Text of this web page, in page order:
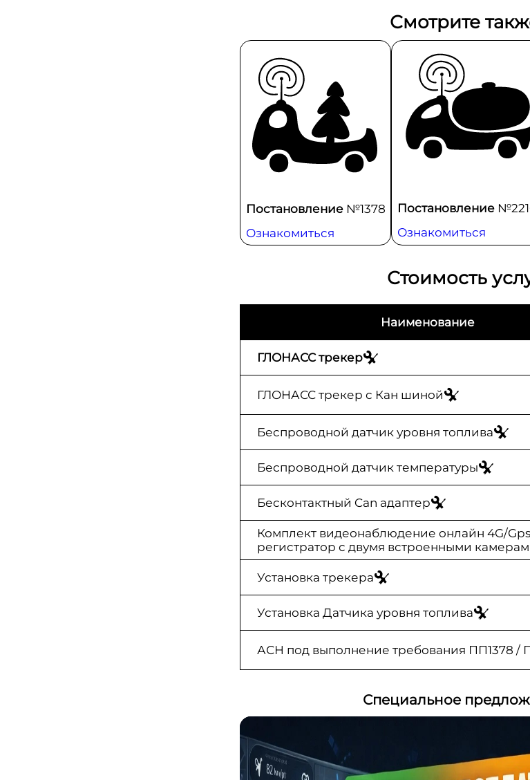
Смотрите
Постановление №1378
Ознакомиться
Постановление
Ознакомиться
Стоимость
Наименование
ГЛОНАСС трекер
ГЛОНАСС трекер с Кан шиной
Беспроводной датчик уровня топлива
Беспроводной датчик температуры
Бесконтактный Can адаптер
Комплект видеонаблюдение онлайн 4G/Gps
регистратор с двумя встроенными
Установка трекера
Установка Датчика уровня топлива
АСН под выполнение требования ПП1378 /
Специальное